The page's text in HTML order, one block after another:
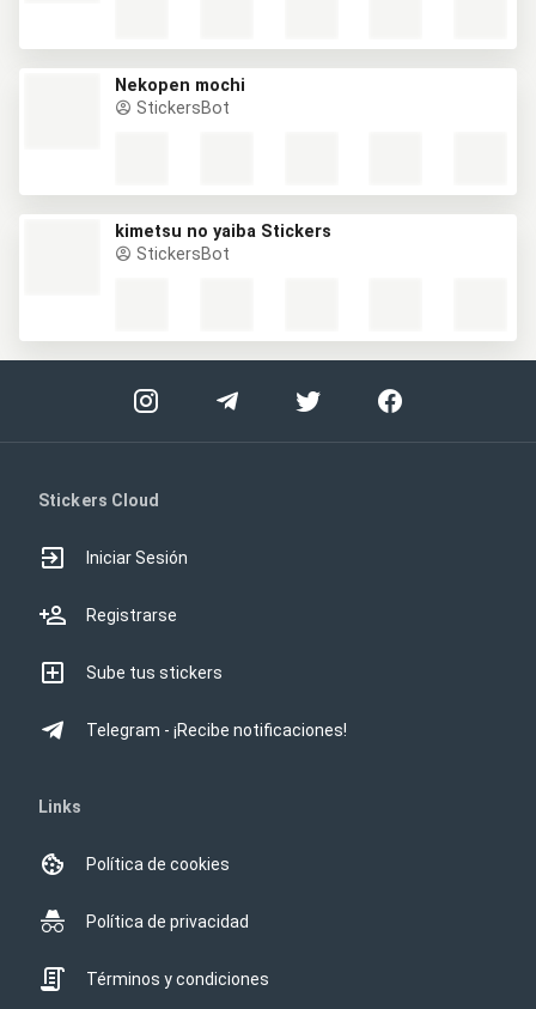
Nekopen mochi
StickersBot
kimetsu no yaiba Stickers
StickersBot
Stickers Cloud
Iniciar Sesión
Registrarse
Sube tus stickers
Telegram - ¡Recibe notificaciones!
Links
Política de cookies
Política de privacidad
Términos y condiciones